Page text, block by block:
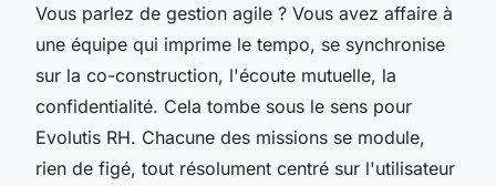
Vous parlez de gestion agile ? Vous avez affaire à
une équipe qui imprime le tempo, se synchronise
sur la co-construction, l'écoute mutuelle, la
confidentialité. Cela tombe sous le sens pour
Evolutis RH. Chacune des missions se module,
rien de figé, tout résolument centré sur l'utilisateur